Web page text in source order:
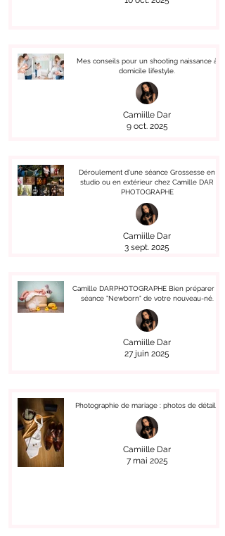
Mes conseils pour un shooting naissance à
domicile lifestyle.
Camiille Dar
9 oct. 2025
Déroulement d'une séance Grossesse en
studio ou en extérieur chez Camille DAR
PHOTOGRAPHE
Camiille Dar
3 sept. 2025
Camille DARPHOTOGRAPHE Bien préparer la
séance "Newborn" de votre nouveau-né.
Camiille Dar
27 juin 2025
Photographie de mariage : photos de détails
Camiille Dar
7 mai 2025